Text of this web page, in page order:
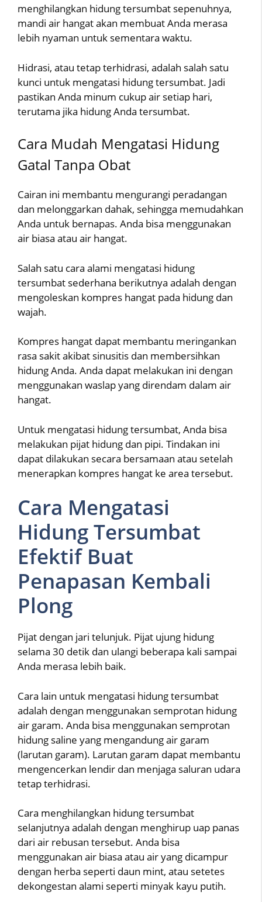
menghilangkan hidung tersumbat sepenuhnya,
mandi air hangat akan membuat Anda merasa
lebih nyaman untuk sementara waktu.
Hidrasi, atau tetap terhidrasi, adalah salah satu
kunci untuk mengatasi hidung tersumbat. Jadi
pastikan Anda minum cukup air setiap hari,
terutama jika hidung Anda tersumbat.
Cara Mudah Mengatasi Hidung
Gatal Tanpa Obat
Cairan ini membantu mengurangi peradangan
dan melonggarkan dahak, sehingga memudahkan
Anda untuk bernapas. Anda bisa menggunakan
air biasa atau air hangat.
Salah satu cara alami mengatasi hidung
tersumbat sederhana berikutnya adalah dengan
mengoleskan kompres hangat pada hidung dan
wajah.
Kompres hangat dapat membantu meringankan
rasa sakit akibat sinusitis dan membersihkan
hidung Anda. Anda dapat melakukan ini dengan
menggunakan waslap yang direndam dalam air
hangat.
Untuk mengatasi hidung tersumbat, Anda bisa
melakukan pijat hidung dan pipi. Tindakan ini
dapat dilakukan secara bersamaan atau setelah
menerapkan kompres hangat ke area tersebut.
Cara Mengatasi
Hidung Tersumbat
Efektif Buat
Penapasan Kembali
Plong
Pijat dengan jari telunjuk. Pijat ujung hidung
selama 30 detik dan ulangi beberapa kali sampai
Anda merasa lebih baik.
Cara lain untuk mengatasi hidung tersumbat
adalah dengan menggunakan semprotan hidung
air garam. Anda bisa menggunakan semprotan
hidung saline yang mengandung air garam
(larutan garam). Larutan garam dapat membantu
mengencerkan lendir dan menjaga saluran udara
tetap terhidrasi.
Cara menghilangkan hidung tersumbat
selanjutnya adalah dengan menghirup uap panas
dari air rebusan tersebut. Anda bisa
menggunakan air biasa atau air yang dicampur
dengan herba seperti daun mint, atau setetes
dekongestan alami seperti minyak kayu putih.